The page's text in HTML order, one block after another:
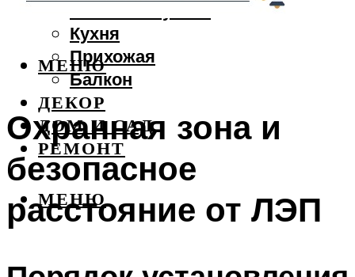
Кухня
Прихожая
Балкон
ДЕКОР
ДОМ И САД
РЕМОНТ
МЕНЮ
МЕНЮ
Охранная зона и
безопасное
расстояние от ЛЭП